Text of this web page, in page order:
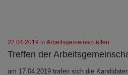
22.04.2019 in Arbeitsgemeinschaften
Treffen der
am 17.04.2019 trafen sich die